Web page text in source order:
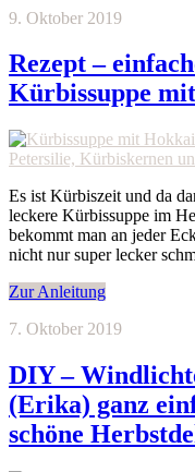
9. Oktober 2019
Rezept –
Kürbissuppe
Es ist Kürbiszeit und da
leckere Kürbissuppe im
bekommt man an jeder
nicht nur super lecker
Zur Anleitung
7. Oktober 2019
DIY –
(Erika) ganz
schöne